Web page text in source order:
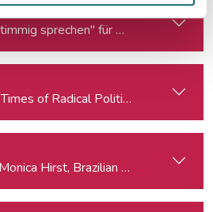
sprechen" für Podcast,
of Radical Political Change:
Hirst, Brazilian security